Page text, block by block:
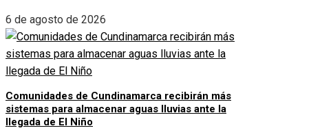
6 de agosto de 2026
Comunidades de Cundinamarca recibirán más
sistemas para almacenar aguas lluvias ante la
llegada de El Niño